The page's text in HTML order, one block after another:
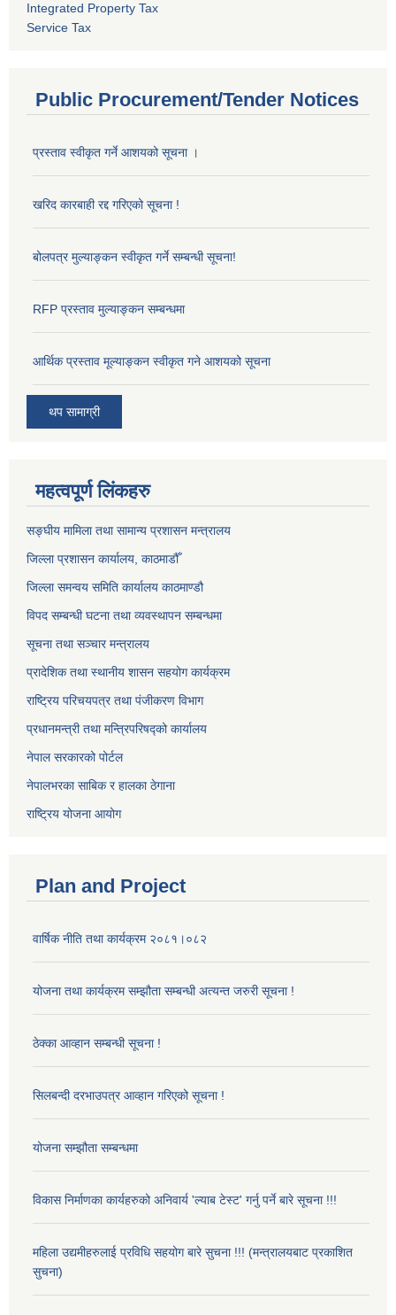
Integrated Property Tax
Service Tax
Public Procurement/Tender Notices
प्रस्ताव स्वीकृत गर्ने आशयको सूचना ।
खरिद कारबाही रद्द गरिएको सूचना !
बोलपत्र मुल्याङ्कन स्वीकृत गर्ने सम्बन्धी सूचना!
RFP प्रस्ताव मुल्याङ्कन सम्बन्धमा
आर्थिक प्रस्ताव मूल्याङ्कन स्वीकृत गने आशयको सूचना
थप सामाग्री
महत्वपूर्ण लिंकहरु
सङ्‍घीय मामिला तथा सामान्य प्रशासन मन्त्रालय
जिल्ला प्रशासन कार्यालय, काठमाडौँ
जिल्ला समन्वय समिति कार्यालय काठमाण्ड‌ौ
विपद सम्बन्धी घटना तथा व्यवस्थापन सम्बन्धमा
सूचना तथा सञ्चार मन्त्रालय
प्रादेशिक तथा स्थानीय शासन सहयोग कार्यक्रम
राष्ट्रिय परिचयपत्र तथा पंजीकरण विभाग
प्रधानमन्त्री तथा मन्त्रिपरिषद्को कार्यालय
नेपाल सरकारको पोर्टल
नेपालभरका साबिक र हालका ठेगाना
राष्ट्रिय योजना आयोग
Plan and Project
वार्षिक नीति तथा कार्यक्रम २०८१।०८२
योजना तथा कार्यक्रम सम्झौता सम्बन्धी अत्यन्त जरुरी सूचना !
ठेक्का आव्हान सम्बन्धी सूचना !
सिलबन्दी दरभाउपत्र आव्हान गरिएको सूचना !
योजना सम्झौता सम्बन्धमा
विकास निर्माणका कार्यहरुको अनिवार्य 'ल्याब टेस्ट' गर्नु पर्ने बारे सूचना !!!
महिला उद्यमीहरुलाई प्रविधि सहयोग बारे सुचना !!! (मन्त्रालयबाट प्रकाशित
सुचना)